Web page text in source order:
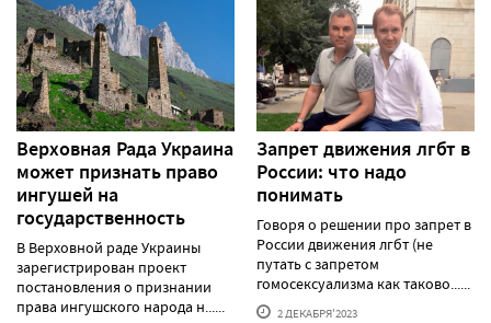
Верховная Рада Украина
может признать право
ингушей на
государственность
В Верховной раде Украины
зарегистрирован проект
постановления о признании
права ингушского народа н......
Запрет движения лгбт в
России: что надо
понимать
Говоря о решении про запрет в
России движения лгбт (не
путать с запретом
гомосексуализма как таково......
2 ДЕКАБРЯ'2023